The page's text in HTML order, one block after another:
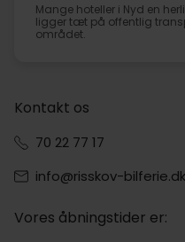
Mange hoteller i Nyd en
ligger tæt på offentlig
området.
Kontakt os
70 22 77 17
info@risskov-bilferie.dk
Vores åbningstider er: